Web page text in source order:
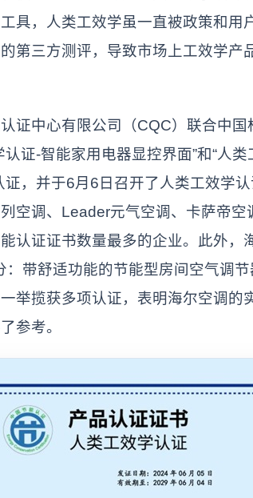
，人类工效学虽一直被政策和用户
第三方测评，导致市场上工效学产
中心有限公司（CQC）联合中国
证-智能家用电器显控界面”和“人
，并于6月6日召开了人类工效学
空调、Leader元气空调、卡萨帝空
认证证书数量最多的企业。此外，
带舒适功能的节能型房间空气调
举揽获多项认证，表明海尔空调的
参考。